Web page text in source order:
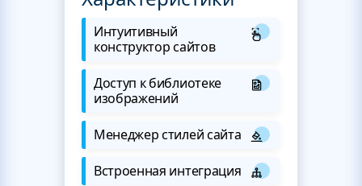
Интуитивный
конструктор сайтов
Доступ к библиотеке
изображений
Менеджер стилей сайта
Встроенная интеграция